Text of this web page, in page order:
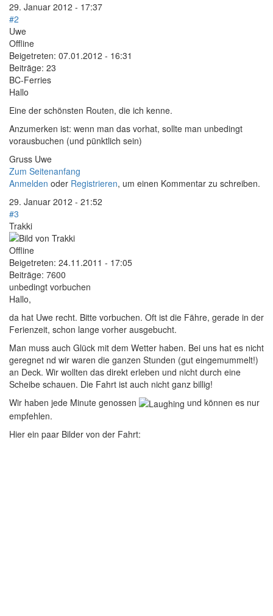
29. Januar 2012 - 17:37
#2
Uwe
Offline
Beigetreten: 07.01.2012 - 16:31
Beiträge: 23
BC-Ferries
Hallo
Eine der schönsten Routen, die ich kenne.
Anzumerken ist: wenn man das vorhat, sollte man unbedingt
vorausbuchen (und pünktlich sein)
Gruss Uwe
Zum Seitenanfang
Anmelden oder Registrieren, um einen Kommentar zu schreiben.
29. Januar 2012 - 21:52
#3
Trakki
Offline
Beigetreten: 24.11.2011 - 17:05
Beiträge: 7600
unbedingt vorbuchen
Hallo,
da hat Uwe recht. Bitte vorbuchen. Oft ist die Fähre, gerade in der
Ferienzeit, schon lange vorher ausgebucht.
Man muss auch Glück mit dem Wetter haben. Bei uns hat es nicht
geregnet nd wir waren die ganzen Stunden (gut eingemummelt!)
an Deck. Wir wollten das direkt erleben und nicht durch eine
Scheibe schauen. Die Fahrt ist auch nicht ganz billig!
Wir haben jede Minute genossen
und können es nur
empfehlen.
Hier ein paar Bilder von der Fahrt: